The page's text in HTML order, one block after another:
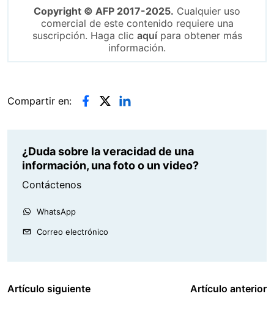
Copyright © AFP 2017-2025. Cualquier uso
comercial de este contenido requiere una
suscripción. Haga clic aquípara obtener más
información.
Compartir en:
¿Duda sobre la veracidad de una
información, una foto o un video?
Contáctenos
WhatsApp
Correo electrónico
Artículo siguiente Artículo anterior